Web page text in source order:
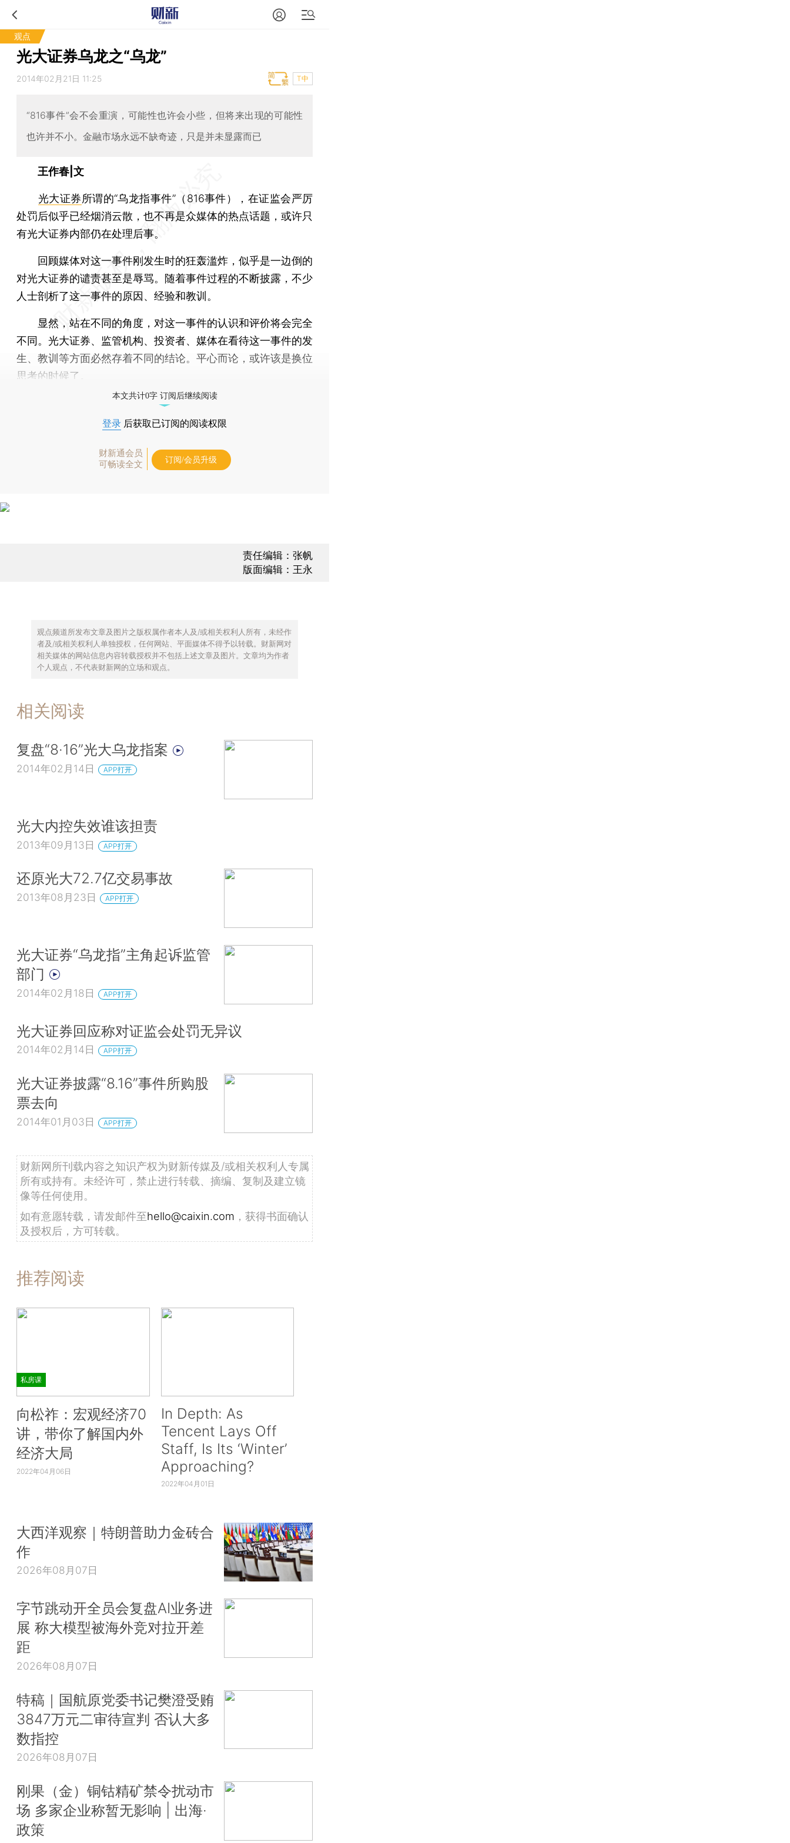
观点
光大证券乌龙之“乌龙”
2014年02月21日 11:25 T中
“816事件”会不会重演，可能性也许会小些，但将来出现的可能性
也许并不小。金融市场永远不缺奇迹，只是并未显露而已
王作春|文
光大证券所谓的“乌龙指事件”（816事件），在证监会严厉
处罚后似乎已经烟消云散，也不再是众媒体的热点话题，或许只
有光大证券内部仍在处理后事。
回顾媒体对这一事件刚发生时的狂轰滥炸，似乎是一边倒的
对光大证券的谴责甚至是辱骂。随着事件过程的不断披露，不少
人士剖析了这一事件的原因、经验和教训。
显然，站在不同的角度，对这一事件的认识和评价将会完全
不同。光大证券、监管机构、投资者、媒体在看待这一事件的发
生、教训等方面必然存着不同的结论。平心而论，或许该是换位
思考的时候了。
本文共计0字 订阅后继续阅读
登录 后获取已订阅的阅读权限
财新通会员
可畅读全文
订阅/会员升级
责任编辑：张帆
版面编辑：王永
观点频道所发布文章及图片之版权属作者本人及/或相关权利人所有，未经作
者及/或相关权利人单独授权，任何网站、平面媒体不得予以转载。财新网对
相关媒体的网站信息内容转载授权并不包括上述文章及图片。文章均为作者
个人观点，不代表财新网的立场和观点。
相关阅读
复盘“8·16”光大乌龙指案
2014年02月14日 APP打开
光大内控失效谁该担责
2013年09月13日 APP打开
还原光大72.7亿交易事故
2013年08月23日 APP打开
光大证券“乌龙指”主角起诉监管
部门
2014年02月18日 APP打开
光大证券回应称对证监会处罚无异议
2014年02月14日 APP打开
光大证券披露“8.16”事件所购股
票去向
2014年01月03日 APP打开
财新网所刊载内容之知识产权为财新传媒及/或相关权利人专属
所有或持有。未经许可，禁止进行转载、摘编、复制及建立镜
像等任何使用。
如有意愿转载，请发邮件至hello@caixin.com ，获得书面确认
及授权后，方可转载。
推荐阅读
私房课
向松祚：宏观经济70
讲，带你了解国内外
经济大局
2022年04月06日
In Depth: As
Tencent Lays Off
Staff, Is Its ‘Winter’
Approaching?
2022年04月01日
大西洋观察｜特朗普助力金砖合
作
2026年08月07日
字节跳动开全员会复盘AI业务进
展 称大模型被海外竞对拉开差
距
2026年08月07日
特稿｜国航原党委书记樊澄受贿
3847万元二审待宣判 否认大多
数指控
2026年08月07日
刚果（金）铜钴精矿禁令扰动市
场 多家企业称暂无影响 | 出海·
政策